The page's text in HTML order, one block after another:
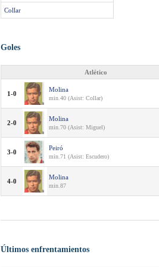
Collar
Goles
Atlético
1-0
Molina
min.40 (Asist: Collar)
2-0
Molina
min.70 (Asist: Miguel)
3-0
Peiró
min.71 (Asist: Escudero)
4-0
Molina
min.87
Últimos enfrentamientos